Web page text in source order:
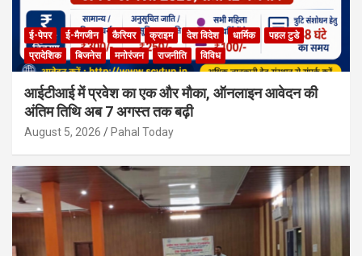
ई-पेपर ई-मैगजीन कैरियर क्राइम देश विदेश धार्मिक
पहल टुडे
प्रादेशिक
बिजनेस मनोरंजन राजनीति विविध
आईटीआई में प्रवेश का एक और मौका, ऑनलाइन आवेदन की
अंतिम तिथि अब 7 अगस्त तक बढ़ी
August 5, 2026 Pahal Today